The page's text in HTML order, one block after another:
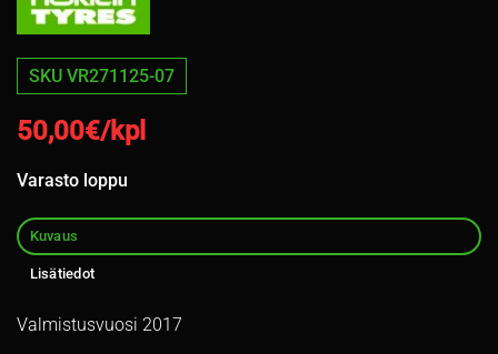
SKU VR271125-07
50,00€/kpl
Varasto loppu
Kuvaus
Lisätiedot
Valmistusvuosi 2017